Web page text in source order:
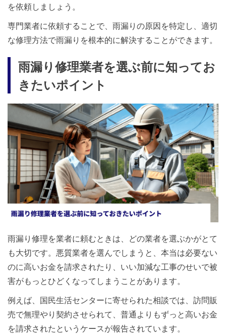
を依頼しましょう。
専門業者に依頼することで、雨漏りの原因を特定し、適切
な修理方法で雨漏りを根本的に解決することができます。
雨漏り修理業者を選ぶ前に知ってお
きたいポイント
雨漏り修理を業者に頼むときは、どの業者を選ぶかがとて
も大切です。悪質業者を選んでしまうと、本当は必要ない
のに高いお金を請求されたり、いい加減な工事のせいで被
害がもっとひどくなってしまうことがあります。
例えば、国民生活センターに寄せられた相談では、訪問販
売で無理やり契約させられて、普通よりもずっと高いお金
を請求されたというケースが報告されています。